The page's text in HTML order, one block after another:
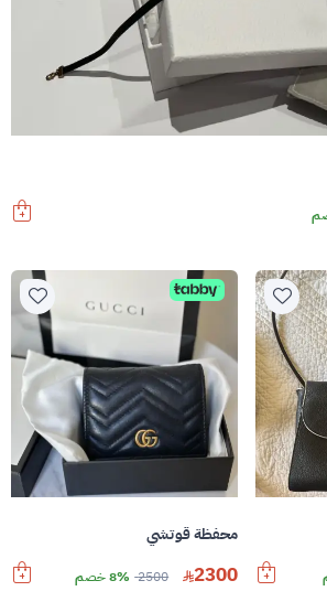
محفظة قوتشي
2300
2500 8% خصم